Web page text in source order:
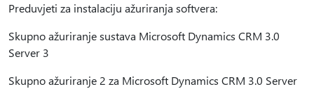
Preduvjeti za instalaciju ažuriranja softvera:
Skupno ažuriranje sustava Microsoft Dynamics CRM 3.0
Server 3
Skupno ažuriranje 2 za Microsoft Dynamics CRM 3.0 Server